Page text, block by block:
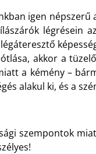
igen
légrésein
akkor a
a kémény –
alakul ki, és a
szempontok